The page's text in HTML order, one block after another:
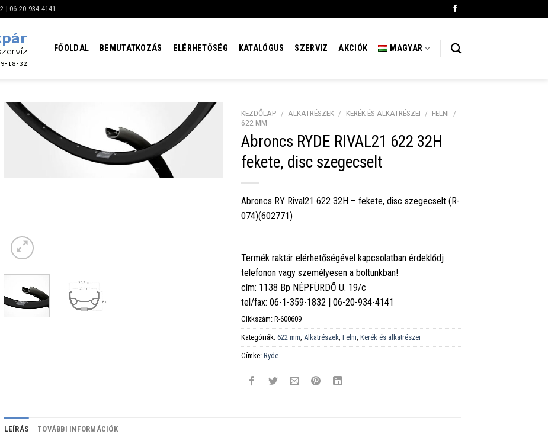
| 06-20-934-4141
FŐOLDAL BEMUTATKOZÁS ELÉRHETŐSÉG KATALÓGUS SZERVIZ AKCIÓK MAGYAR
KEZDŐLAP / ALKATRÉSZEK / KERÉK ÉS ALKATRÉSZEI / FELNI /
622 MM
Abroncs RYDE RIVAL21 622 32H
fekete, disc szegecselt
Abroncs RY Rival21 622 32H – fekete, disc szegecselt (R-
074)(602771)
Termék raktár elérhetőségével kapcsolatban érdeklődj
telefonon vagy személyesen a boltunkban!
cím: 1138 Bp NÉPFÜRDŐ U. 19/c
tel/fax: 06-1-359-1832 | 06-20-934-4141
Cikkszám:R-600609
Kategóriák:622 mm Alkatrészek ,Felni ,Kerék és alkatrészei
Címke:Ryde
LEÍRÁS TOVÁBBI INFORMÁCIÓK